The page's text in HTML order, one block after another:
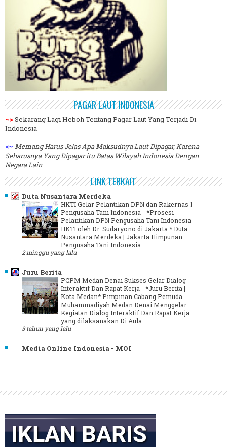
PAGAR LAUT INDONESIA
~>Sekarang Lagi Heboh Tentang Pagar Laut Yang Terjadi Di
Indonesia
<~ Memang Harus Jelas Apa Maksudnya Laut Dipagar, Karena
Seharusnya Yang Dipagar itu Batas Wilayah Indonesia Dengan
Negara Lain
LINK TERKAIT
Duta Nusantara Merdeka
HKTI Gelar Pelantikan DPN dan Rakernas I
Pengusaha Tani Indonesia - *Prosesi
Pelantikan DPN Pengusaha Tani Indonesia
HKTI oleh Dr. Sudaryono di Jakarta.* Duta
Nusantara Merdeka | Jakarta Himpunan
Pengusaha Tani Indonesia ...
2 minggu yang lalu
Juru Berita
PCPM Medan Denai Sukses Gelar Dialog
Interaktif Dan Rapat Kerja - *Juru Berita |
Kota Medan* Pimpinan Cabang Pemuda
Muhammadiyah Medan Denai Menggelar
Kegiatan Dialog Interaktif Dan Rapat Kerja
yang dilaksanakan Di Aula ...
3 tahun yang lalu
Media Online Indonesia - MOI
-